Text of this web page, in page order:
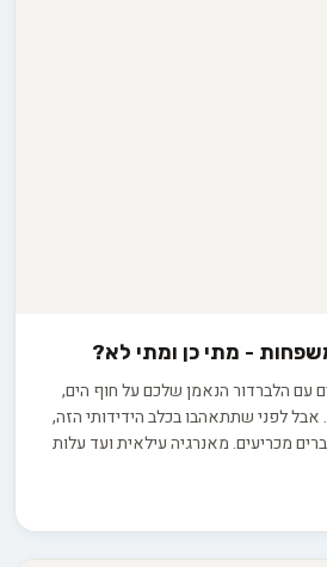
- מתי כן ומתי לא?
עם הלברדור הנאמן שלכם על חוף הים,
לפני שתתאהבו בכלב הידידותי הזה,
מכריעים. מאנרגיה עילאית ועד עלות